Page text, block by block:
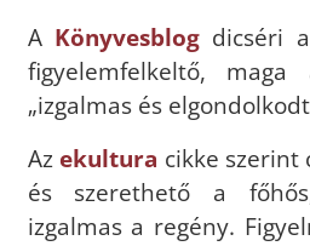
A Könyvesblogdicséri
figyelemfelkeltő,
„izgalmas és
Az ekultura cikke szerint
és szerethető a
izgalmas a regény.